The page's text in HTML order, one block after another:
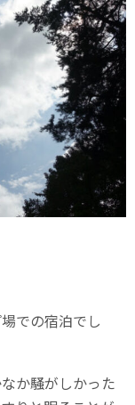
での宿泊でし
か騒がしかった